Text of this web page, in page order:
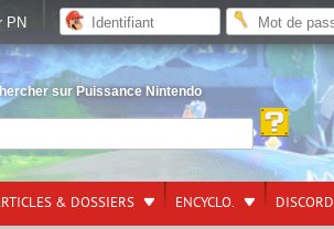
sur Puissance Nintendo
& DOSSIERS ENCYCLO. DISCORD
PN